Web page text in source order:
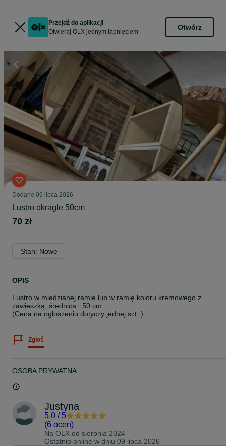
Przejdź do aplikacji
Otwieraj OLX jednym tapnięciem
Otwórz
Dodane 09 lipca 2026
Lustro okragle 50cm
70 zł
Stan: Nowe
OPIS
Lustro w miedzianej ramie lub w ramię koloru kremowego z
zawieszką ,średnica : 50 cm
(Cena na ogłoszeniu dotyczy jednej szt. )
Zgłoś
OSOBA PRYWATNA
Justyna
5.0 / 5
(6 ocen)
Na OLX od sierpnia 2024
Ostatnio online w dniu 09 lipca 2026